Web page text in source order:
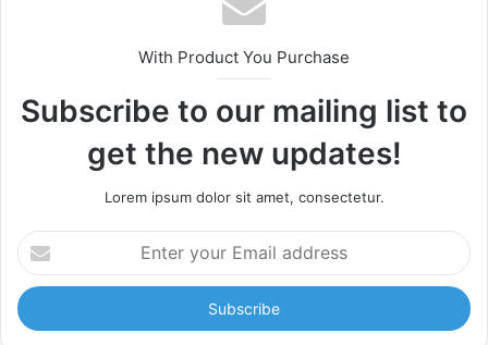
With Product You Purchase
Subscribe to our mailing list to
get the new updates!
Lorem ipsum dolor sit amet, consectetur.
Enter
your
Email
address